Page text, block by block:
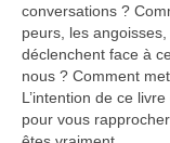
conversations ?
peurs, les
déclenchent face à
nous ? Comment
L’intention de ce
pour vous